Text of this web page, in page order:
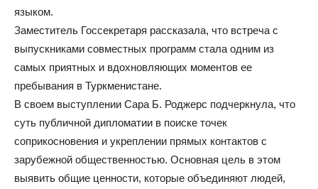
языком.
Заместитель Госсекретаря рассказала, что встреча с
выпускниками совместных программ стала одним из
самых приятных и вдохновляющих моментов ее
пребывания в Туркменистане.
В своем выступлении Сара Б. Роджерс подчеркнула, что
суть публичной дипломатии в поиске точек
соприкосновения и укреплении прямых контактов с
зарубежной общественностью. Основная цель в этом
выявить общие ценности, которые объединяют людей,